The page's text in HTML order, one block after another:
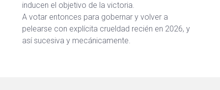
inducen el objetivo de la victoria.
A votar entonces para gobernar y volver a
pelearse con explícita crueldad recién en 2026, y
así sucesiva y mecánicamente.